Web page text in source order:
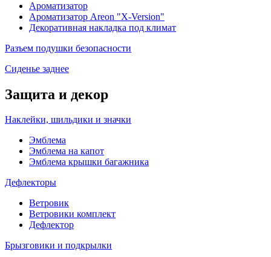
Ароматизатор
Ароматизатор Areon "X-Version"
Декоративная накладка под климат
Разъем подушки безопасности
Сиденье заднее
Защита и декор
Наклейки, шильдики и значки
Эмблема
Эмблема на капот
Эмблема крышки багажника
Дефлекторы
Ветровик
Ветровики комплект
Дефлектор
Брызговики и подкрылки